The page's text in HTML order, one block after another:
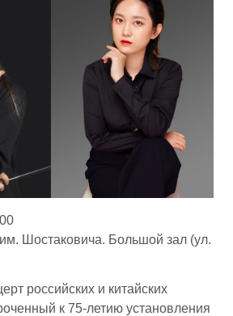
Шостаковича. Большой зал (ул.
российских и китайских
к 75-летию установления